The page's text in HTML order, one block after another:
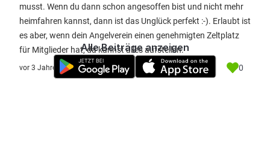
musst. Wenn du dann schon angesoffen bist und nicht mehr
heimfahren kannst, dann ist das Unglück perfekt :-). Erlaubt ist
es aber, wenn dein Angelverein einen genehmigten Zeltplatz
für Mitglieder hat, da kannst alles aufstellen.
vor 3 Jahre 0
Alle Beiträge anzeigen